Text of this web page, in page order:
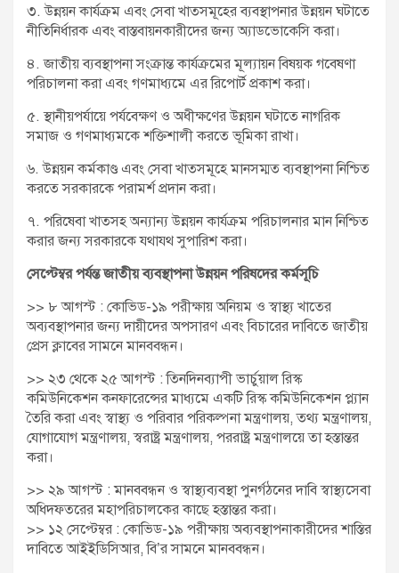
৩. উন্নয়ন কার্যক্রম এবং সেবা খাতসমূহের ব্যবস্থাপনার উন্নয়ন ঘটাতে
নীতিনির্ধারক এবং বাস্তবায়নকারীদের জন্য অ্যাডভোকেসি করা।
৪. জাতীয় ব্যবস্থাপনা সংক্রান্ত কার্যক্রমের মূল্যায়ন বিষয়ক গবেষণা
পরিচালনা করা এবং গণমাধ্যমে এর রিপোর্ট প্রকাশ করা।
৫. স্থানীয়পর্যায়ে পর্যবেক্ষণ ও অধীক্ষণের উন্নয়ন ঘটাতে নাগরিক
সমাজ ও গণমাধ্যমকে শক্তিশালী করতে ভূমিকা রাখা।
৬. উন্নয়ন কর্মকাণ্ড এবং সেবা খাতসমূহে মানসম্মত ব্যবস্থাপনা নিশ্চিত
করতে সরকারকে পরামর্শ প্রদান করা।
৭. পরিষেবা খাতসহ অন্যান্য উন্নয়ন কার্যক্রম পরিচালনার মান নিশ্চিত
করার জন্য সরকারকে যথাযথ সুপারিশ করা।
সেপ্টেম্বর পর্যন্ত জাতীয় ব্যবস্থাপনা উন্নয়ন পরিষদের কর্মসূচি
>> ৮ আগস্ট : কোভিড-১৯ পরীক্ষায় অনিয়ম ও স্বাস্থ্য খাতের
অব্যবস্থাপনার জন্য দায়ীদের অপসারণ এবং বিচারের দাবিতে জাতীয়
প্রেস ক্লাবের সামনে মানববন্ধন।
>> ২৩ থেকে ২৫ আগস্ট : তিনদিনব্যাপী ভার্চুয়াল রিস্ক
কমিউনিকেশন কনফারেন্সের মাধ্যমে একটি রিস্ক কমিউনিকেশন প্ল্যান
তৈরি করা এবং স্বাস্থ্য ও পরিবার পরিকল্পনা মন্ত্রণালয়, তথ্য মন্ত্রণালয়,
যোগাযোগ মন্ত্রণালয়, স্বরাষ্ট্র মন্ত্রণালয়, পররাষ্ট্র মন্ত্রণালয়ে তা হস্তান্তর
করা।
>> ২৯ আগস্ট : মানববন্ধন ও স্বাস্থ্যব্যবস্থা পুনর্গঠনের দাবি স্বাস্থ্যসেবা
অধিদফতরের মহাপরিচালকের কাছে হস্তান্তর করা।
>> ১২ সেপ্টেম্বর : কোভিড-১৯ পরীক্ষায় অব্যবস্থাপনাকারীদের শাস্তির
দাবিতে আইইডিসিআর, বি’র সামনে মানববন্ধন।